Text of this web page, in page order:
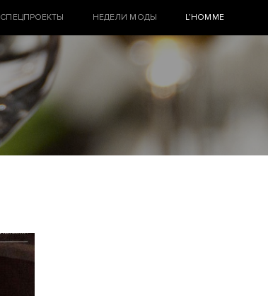
СПЕЦПРОЕКТЫ НЕДЕЛИ МОДЫ L’HOMME